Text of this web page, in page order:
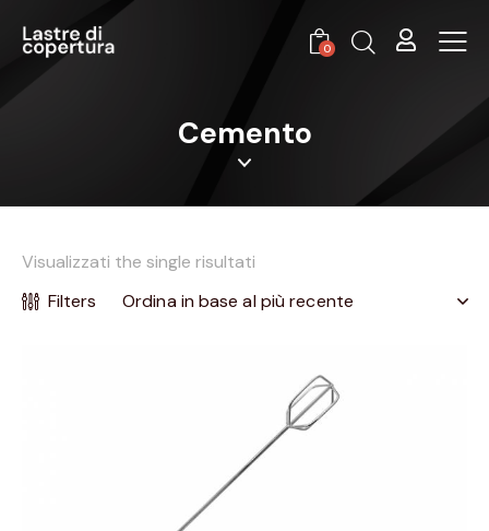
0
Cemento
Visualizzati the single risultati
Filters